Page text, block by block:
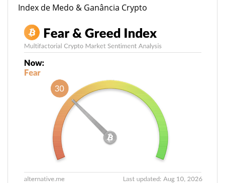
Index de Medo & Ganância Crypto